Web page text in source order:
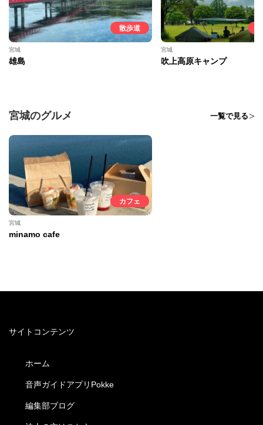
散歩道
宮城
雄島
宮城
吹上高原キャンプ
宮城のグルメ 一覧で見る
カフェ
宮城
minamo cafe
サイトコンテンツ
ホーム
音声ガイドアプリPokke
編集部ブログ